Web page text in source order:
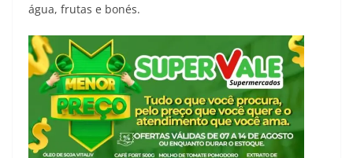
água, frutas e bonés.